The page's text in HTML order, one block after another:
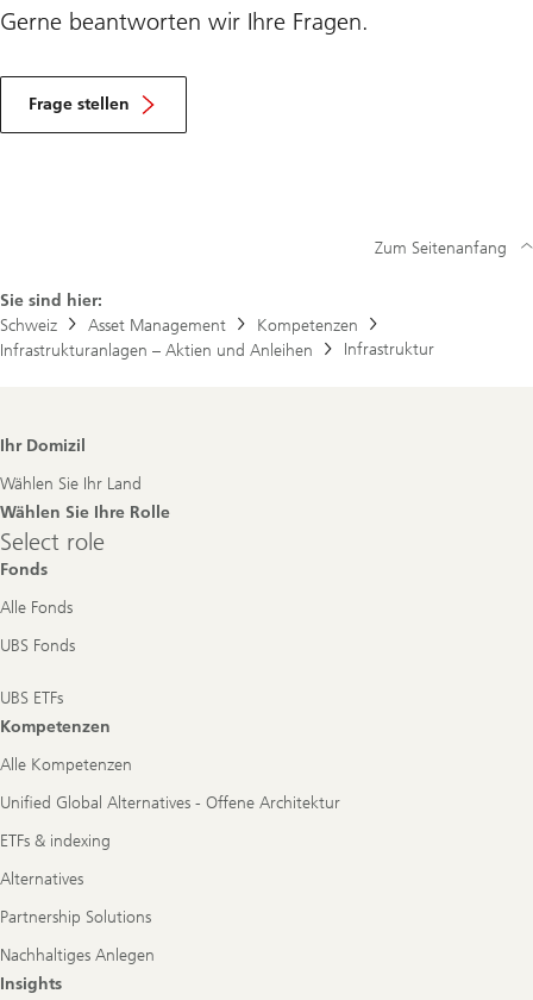
Gerne beantworten wir Ihre Fragen.
Frage stellen
Sie sind hier:
Schweiz
Asset Management
Kompetenzen
Infrastrukturanlagen – Aktien und Anleihen
Infrastruktur
Zum Seitenanfang
Footer
Ihr Domizil
Wählen Sie Ihr Land
Wählen Sie Ihre Rolle
Select
role
Select role
Fonds
Alle Fonds
UBS Fonds
UBS ETFs
Kompetenzen
Alle Kompetenzen
Unified Global Alternatives - Offene Architektur
ETFs & indexing
Alternatives
Partnership Solutions
Nachhaltiges Anlegen
Insights